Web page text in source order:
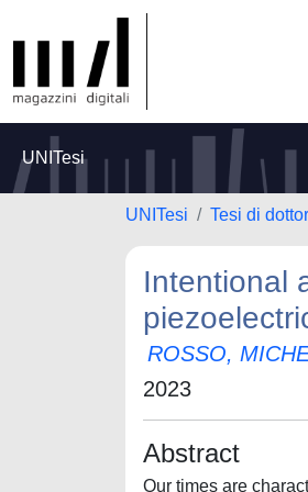
UNITesi
UNITesi Tesi di
Intentional
ROSSO,
2023
Abstract
Our times are